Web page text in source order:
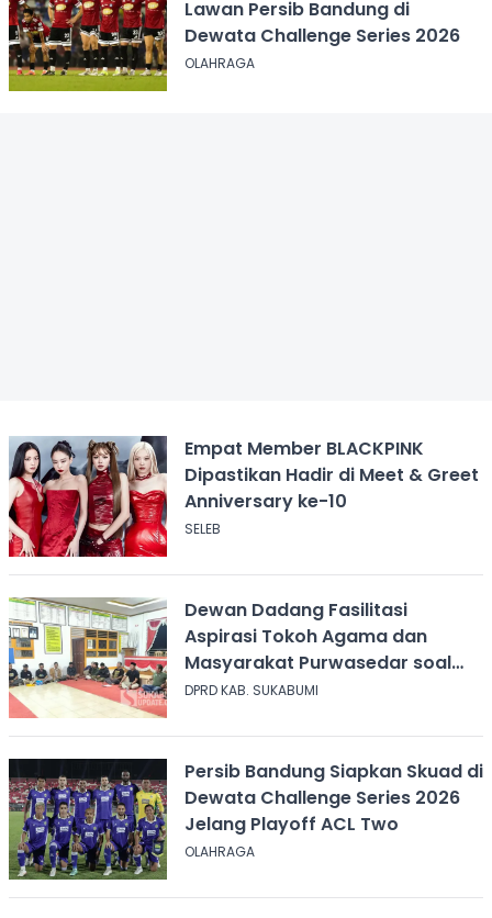
Lawan Persib Bandung di
Dewata Challenge Series 2026
OLAHRAGA
Empat Member BLACKPINK
Dipastikan Hadir di Meet & Greet
Anniversary ke-10
SELEB
Dewan Dadang Fasilitasi
Aspirasi Tokoh Agama dan
Masyarakat Purwasedar soal
Penolakan Konser Reggae
DPRD KAB. SUKABUMI
Persib Bandung Siapkan Skuad di
Dewata Challenge Series 2026
Jelang Playoff ACL Two
OLAHRAGA